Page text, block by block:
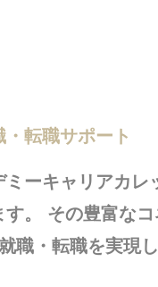
転職サポート
ーキャリアカレ
。 その豊富な
職・転職を実現